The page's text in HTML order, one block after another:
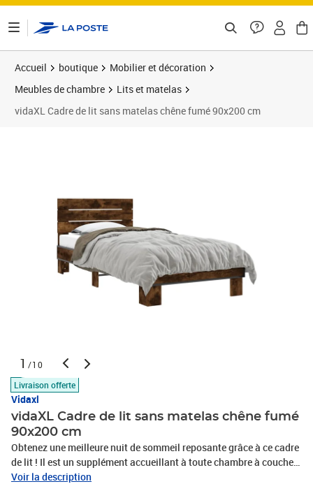
Accueil boutique
Mobilier et décoration
Meubles de chambre
Lits et matelas
vidaXL Cadre de lit sans matelas chêne fumé 90x200 cm
1 /10
Livraison offerte
Vidaxl
vidaXL Cadre de lit sans matelas chêne fumé
90x200 cm
Obtenez une meilleure nuit de sommeil reposante grâce à ce cadre
de lit ! Il est un supplément accueillant à toute chambre à coucher.
Matériau durable : le bois d'ingénierie est d'une qualité
Voir la description